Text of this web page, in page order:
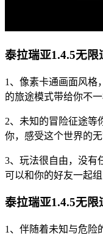
泰拉瑞亚1.4.5无限
1、像素卡通画面风格
的旅途模式带给你不一
2、未知的冒险征途等
你，感受这个世界的无
3、玩法很自由，没有
可以和你的好友一起组
泰拉瑞亚1.4.5无限
1、伴随着未知与危险